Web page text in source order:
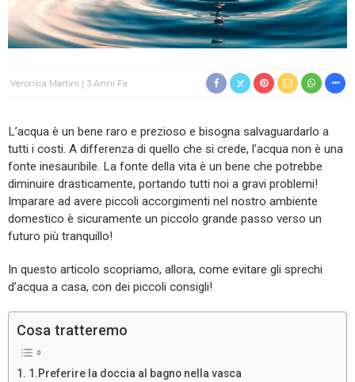
Veronica Martini 3 Anni Fa
L’acqua è un bene raro e prezioso e bisogna salvaguardarlo a
tutti i costi. A differenza di quello che si crede, l’acqua non è una
fonte inesauribile. La fonte della vita è un bene che potrebbe
diminuire drasticamente, portando tutti noi a gravi problemi!
Imparare ad avere piccoli accorgimenti nel nostro ambiente
domestico è sicuramente un piccolo grande passo verso un
futuro più tranquillo!
In questo articolo scopriamo, allora, come evitare gli sprechi
d’acqua a casa, con dei piccoli consigli!
Cosa tratteremo
1.Preferire la doccia al bagno nella vasca